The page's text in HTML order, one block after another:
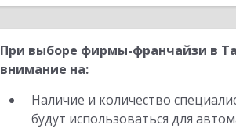
При выборе фирмы-франчайзи в
внимание на:
Наличие и количество
будут использоваться для